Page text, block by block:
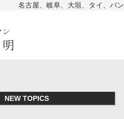
名古屋、岐阜、大垣、タイ、バ
NEW TOPICS